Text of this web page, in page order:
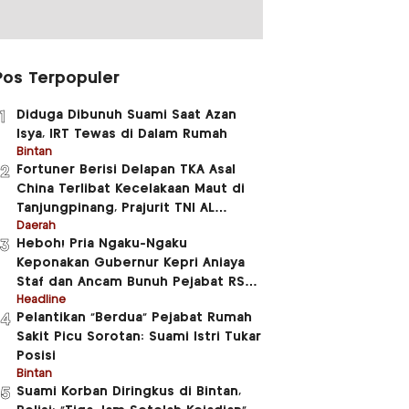
Terpopuler
Diduga Dibunuh Suami Saat Azan
Isya, IRT Tewas di Dalam Rumah
Bintan
Fortuner Berisi Delapan TKA Asal
China Terlibat Kecelakaan Maut di
Tanjungpinang, Prajurit TNI AL
Meninggal Dunia
Daerah
Heboh! Pria Ngaku-Ngaku
Keponakan Gubernur Kepri Aniaya
Staf dan Ancam Bunuh Pejabat RSUD
RAT
Headline
Pelantikan “Berdua” Pejabat Rumah
Sakit Picu Sorotan: Suami Istri Tukar
Posisi
Bintan
Suami Korban Diringkus di Bintan,